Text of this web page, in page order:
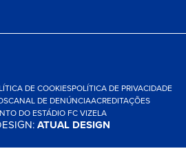
DE COOKIESPOLÍTICA DE PRIVACIDADE
CANAL DE DENÚNCIAACREDITAÇÕES
DO ESTÁDIO FC VIZELA
ATUAL DESIGN